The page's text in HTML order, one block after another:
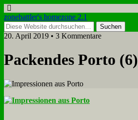
zonebattler's homezone 2.1
20. April 2019 • 3 Kommentare
Packen­des Por­to (6)